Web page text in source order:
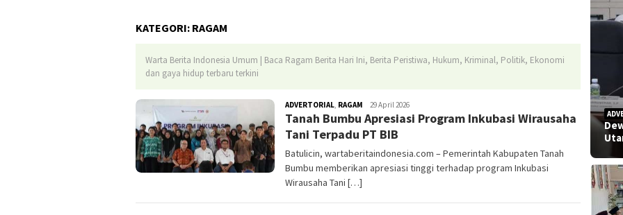
KATEGORI: RAGAM
Warta Berita Indonesia Umum | Baca Ragam Berita Hari Ini, Berita Peristiwa, Hukum, Kriminal, Politik, Ekonomi
dan gaya hidup terbaru terkini
ADVERTORIAL RAGAM admin
29 April 2026
Tanah Bumbu Apresiasi Program Inkubasi Wirausaha
Tani Terpadu PT BIB
Batulicin, wartaberitaindonesia.com – Pemerintah Kabupaten Tanah
Bumbu memberikan apresiasi tinggi terhadap program Inkubasi
Wirausaha Tani […]